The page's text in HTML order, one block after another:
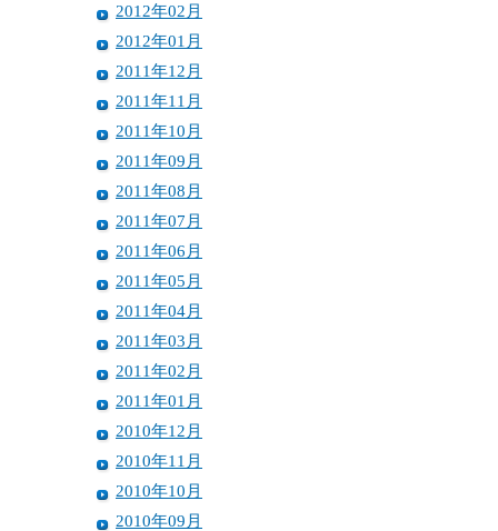
2012年02月
2012年01月
2011年12月
2011年11月
2011年10月
2011年09月
2011年08月
2011年07月
2011年06月
2011年05月
2011年04月
2011年03月
2011年02月
2011年01月
2010年12月
2010年11月
2010年10月
2010年09月